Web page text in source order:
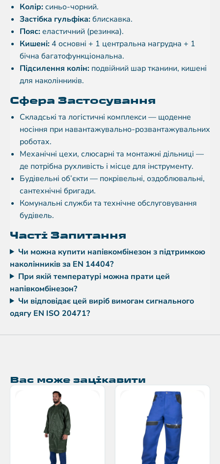
Колір:синьо-чорний.
Застібка гульфіка:блискавка.
Пояс:еластичний (резинка).
Кишені:4 основні + 1 центральна нагрудна + 1
бічна багатофункціональна.
Підсилення колін: подвійний шар тканини, кишені
для наколінників.
Сфера Застосування
Складські та логістичні комплекси — щоденне
носіння при навантажувально-розвантажувальних
роботах.
Механічні цехи, слюсарні та монтажні дільниці —
де потрібна рухливість і місце для інструменту.
Будівельні об’єкти — покрівельні, оздоблювальні,
сантехнічні бригади.
Комунальні служби та технічне обслуговування
будівель.
Часті Запитання
Чи можна купити напівкомбінезон з підтримкою
наколінників за EN 14404?
При якій температурі можна прати цей
напівкомбінезон?
Чи відповідає цей виріб вимогам сигнального
одягу EN ISO 20471?
Вас може зацікавити